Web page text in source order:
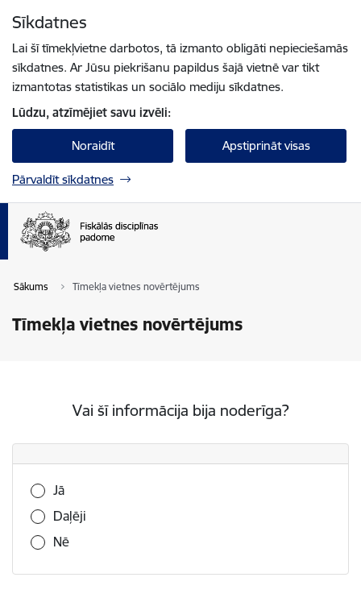
Sīkdatnes
Lai šī tīmekļvietne darbotos, tā izmanto obligāti nepieciešamās
sīkdatnes. Ar Jūsu piekrišanu papildus šajā vietnē var tikt
izmantotas statistikas un sociālo mediju sīkdatnes.
Lūdzu, atzīmējiet savu izvēli:
Noraidīt Apstiprināt visas
Pārvaldīt sīkdatnes
Sākums Tīmekļa vietnes novērtējums
Tīmekļa vietnes novērtējums
Vai šī informācija bija noderīga?
Vai šī informācija bija noderīga?
Jā
Daļēji
Nē